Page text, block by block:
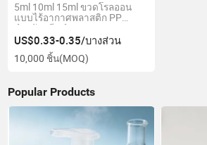
5ml 10ml 15ml ขวดโรลออน
แบบไร้อากาศพลาสติก PP
สำหรับครีมบำรุงรอบดวงตา
US$0.33-0.35/บางส่วน
10,000 ชิ้น(MOQ)
Popular Products